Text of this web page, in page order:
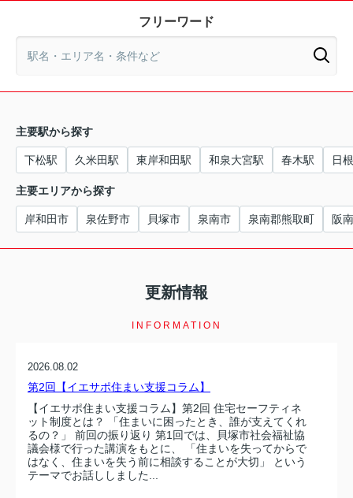
フリーワード
主要駅から探す
下松駅 久米田駅 東岸和田駅 和泉大宮駅 春木駅 日
主要エリアから探す
岸和田市 泉佐野市 貝塚市 泉南市 泉南郡熊取町 阪
更新情報
INFORMATION
2026.08.02
第2回【イエサポ住まい支援コラム】
【イエサポ住まい支援コラム】第2回 住宅セーフティネ
ット制度とは？ 「住まいに困ったとき、誰が支えてくれ
るの？」 前回の振り返り 第1回では、貝塚市社会福祉協
議会様で行った講演をもとに、 「住まいを失ってからで
はなく、住まいを失う前に相談することが大切」 という
テーマでお話ししました...